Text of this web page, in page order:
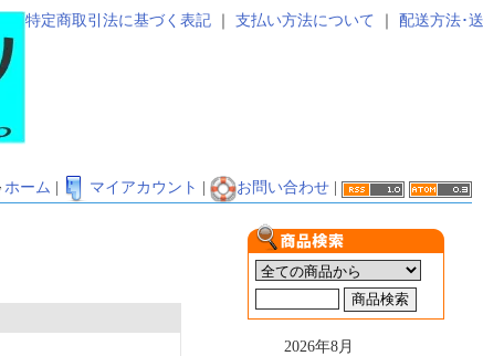
特定商取引法に基づく表記 支払い方法について 配送方法･
ホーム マイアカウント お問い合わせ
2026年8月